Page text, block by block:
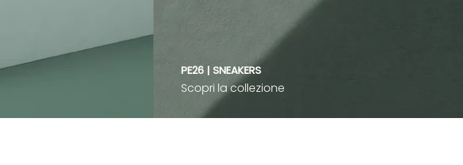
PE26 | SNEAKERS
Scopri la collezione